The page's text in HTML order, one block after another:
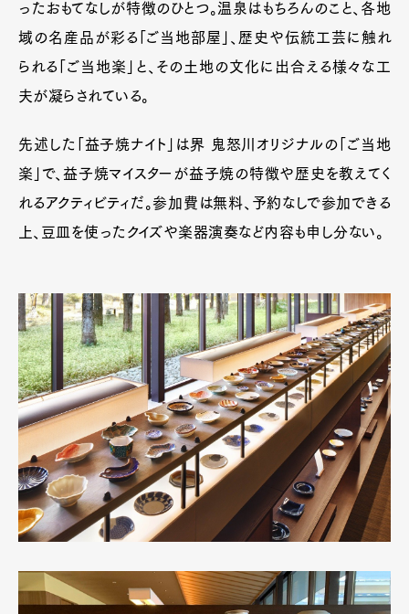
ったおもてなしが特徴のひとつ。温泉はもちろんのこと、各地
域の名産品が彩る「ご当地部屋」、歴史や伝統工芸に触れ
られる「ご当地楽」と、その土地の文化に出合える様々な工
夫が凝らされている。
先述した「益子焼ナイト」は界 鬼怒川オリジナルの「ご当地
楽」で、益子焼マイスターが益子焼の特徴や歴史を教えてく
れるアクティビティだ。参加費は無料、予約なしで参加できる
上、豆皿を使ったクイズや楽器演奏など内容も申し分ない。